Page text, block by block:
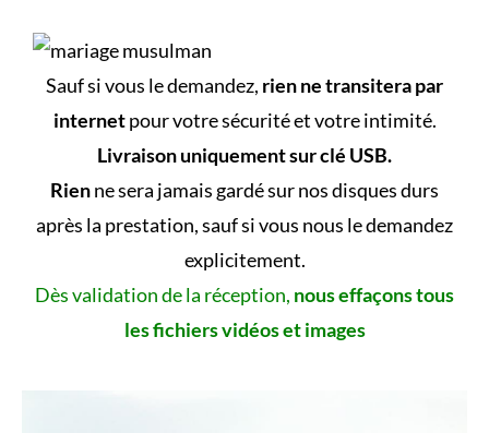
Sauf si vous le demandez, rien ne transitera par
internetpour votre sécurité et votre intimité.
Livraison uniquement sur clé USB.
Rienne sera jamais gardé sur nos disques durs
après la prestation, sauf si vous nous le demandez
explicitement.
Dès validation de la réception, nous effaçons tous
les fichiers vidéos et images